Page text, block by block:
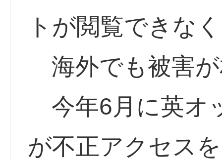
トが閲覧できな
海外でも被害
今年6月に英オ
が不正アクセス